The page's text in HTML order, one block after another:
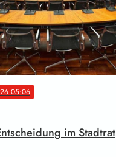
05:06
im Stadtrat